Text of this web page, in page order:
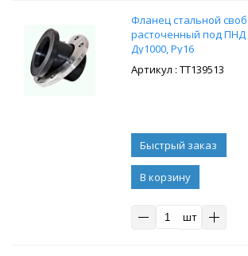
Фланец стальной
расточенный под ПНД
Ду1000, Ру16
: ТТ139513
В корзину
шт